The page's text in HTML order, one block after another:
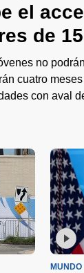
el
de
no
cuatro
con aval
MUNDO